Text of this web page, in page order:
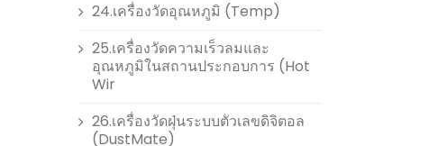
24.เครื่องวัดอุณหภูมิ (Temp)
25.เครื่องวัดความเร็วลมและ
อุณหภูมิในสถานประกอบการ (Hot
Wir
26.เครื่องวัดฝุ่นระบบตัวเลขดิจิตอล
(DustMate)